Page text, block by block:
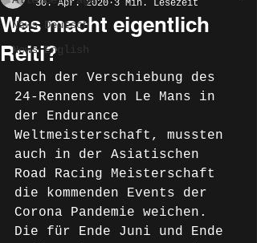
News Deutsch
News English
Was macht eigentlich
Reiti?
30. Apr. 2020 3 Min. Lesezeit
Nach der Verschiebung des
24-Rennens von Le Mans in
der Endurance
Weltmeisterschaft, mussten
auch in der Asiatischen
Road Racing Meisterschaft
die kommenden Events der
Corona Pandemie weichen.
Die für Ende Juni und Ende